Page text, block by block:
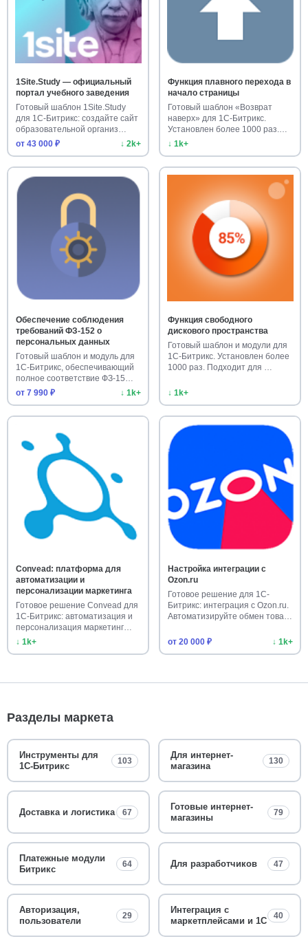
1Site.Study — официальный
портал учебного заведения
Готовый шаблон 1Site.Study
для 1С-Битрикс: создайте сайт
образовательной организ…
от 43 000 ₽
↓ 2k+
Функция плавного перехода в
начало страницы
Готовый шаблон «Возврат
наверх» для 1С-Битрикс.
Установлен более 1000 раз.
Улучш…
↓ 1k+
Обеспечение соблюдения
требований ФЗ-152 о
персональных данных
Готовый шаблон и модуль для
1С-Битрикс, обеспечивающий
полное соответствие ФЗ-15…
от 7 990 ₽
↓ 1k+
Функция свободного
дискового пространства
Готовый шаблон и модули для
1С-Битрикс. Установлен более
1000 раз. Подходит для …
↓ 1k+
Convead: платформа для
автоматизации и
персонализации маркетинга
Готовое решение Convead для
1С-Битрикс: автоматизация и
персонализация маркетинг…
↓ 1k+
Настройка интеграции с
Ozon.ru
Готовое решение для 1С-
Битрикс: интеграция с Ozon.ru.
Автоматизируйте обмен това…
от 20 000 ₽ ↓ 1k+
Разделы маркета
Инструменты для
1С-Битрикс
103
Для интернет-
магазина
130
Доставка и логистика 67
Готовые интернет-
магазины
79
Платежные модули
Битрикс
64 Для разработчиков 47
Авторизация,
пользователи
29
Интеграция с
маркетплейсами и 1С
40